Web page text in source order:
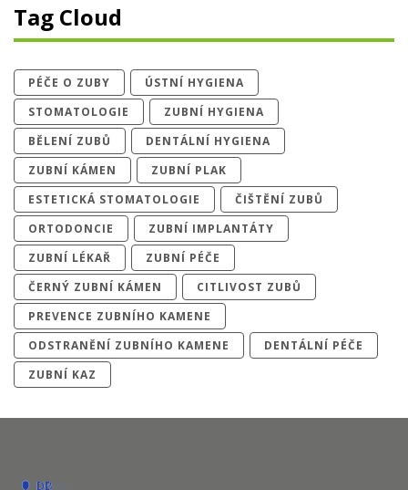
Tag Cloud
PÉČE O ZUBY
ÚSTNÍ HYGIENA
STOMATOLOGIE
ZUBNÍ HYGIENA
BĚLENÍ ZUBŮ
DENTÁLNÍ HYGIENA
ZUBNÍ KÁMEN
ZUBNÍ PLAK
ESTETICKÁ STOMATOLOGIE
ČIŠTĚNÍ ZUBŮ
ORTODONCIE
ZUBNÍ IMPLANTÁTY
ZUBNÍ LÉKAŘ
ZUBNÍ PÉČE
ČERNÝ ZUBNÍ KÁMEN
CITLIVOST ZUBŮ
PREVENCE ZUBNÍHO KAMENE
ODSTRANĚNÍ ZUBNÍHO KAMENE
DENTÁLNÍ PÉČE
ZUBNÍ KAZ